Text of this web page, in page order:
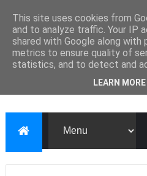
This site uses cookies from
and to analyze traffic. Your IP
shared with Google along with
metrics to ensure quality of
statistics, and to detect and
LEARN MORE